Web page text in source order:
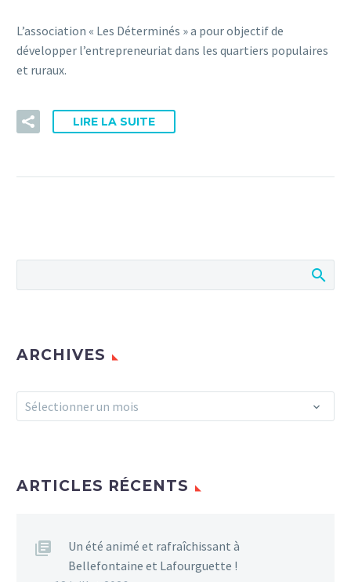
L’association « Les Déterminés » a pour objectif de
développer l’entrepreneuriat dans les quartiers populaires
et ruraux.
LIRE LA SUITE
ARCHIVES
Archives
Sélectionner un mois
ARTICLES RÉCENTS
Un été animé et rafraîchissant à
Bellefontaine et Lafourguette !